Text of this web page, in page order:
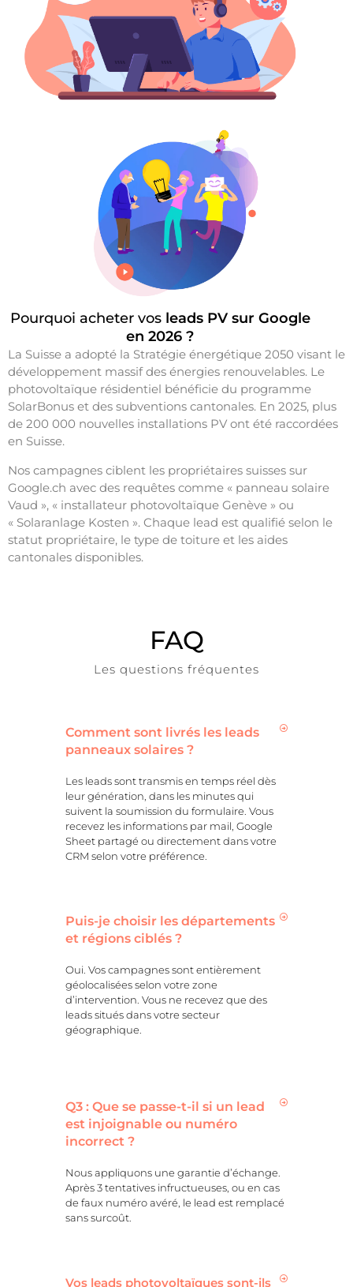
Pourquoi acheter vos leads PV sur Google
en 2026 ?
La Suisse a adopté la Stratégie énergétique 2050 visant le
développement massif des énergies renouvelables. Le
photovoltaïque résidentiel bénéficie du programme
SolarBonus et des subventions cantonales. En 2025, plus
de 200 000 nouvelles installations PV ont été raccordées
en Suisse.
Nos campagnes ciblent les propriétaires suisses sur
Google.ch avec des requêtes comme « panneau solaire
Vaud », « installateur photovoltaïque Genève » ou
« Solaranlage Kosten ». Chaque lead est qualifié selon le
statut propriétaire, le type de toiture et les aides
cantonales disponibles.
FAQ
Les questions fréquentes
Comment sont livrés les leads
panneaux solaires ?
Les leads sont transmis en temps réel dès
leur génération, dans les minutes qui
suivent la soumission du formulaire. Vous
recevez les informations par mail, Google
Sheet partagé ou directement dans votre
CRM selon votre préférence.
Puis-je choisir les départements
et régions ciblés ?
Oui. Vos campagnes sont entièrement
géolocalisées selon votre zone
d’intervention. Vous ne recevez que des
leads situés dans votre secteur
géographique.
Q3 : Que se passe-t-il si un lead
est injoignable ou numéro
incorrect ?
Nous appliquons une garantie d’échange.
Après 3 tentatives infructueuses, ou en cas
de faux numéro avéré, le lead est remplacé
sans surcoût.
Vos leads photovoltaïques sont-ils